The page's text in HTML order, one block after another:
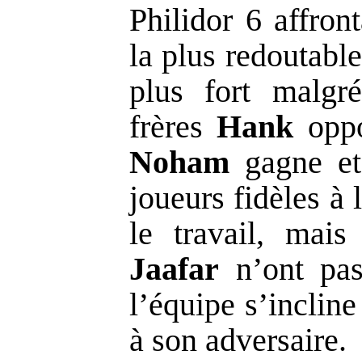
Philidor 6
la plus
plus fort
frèresHank
Noham gagne
joueurs fidèles à
le travail,
Jaafar n’ont
l’équipe
à son adversaire.